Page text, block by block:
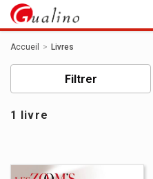
Accueil Livres
Filtrer
1 livre
Panneau de gestion des cookies